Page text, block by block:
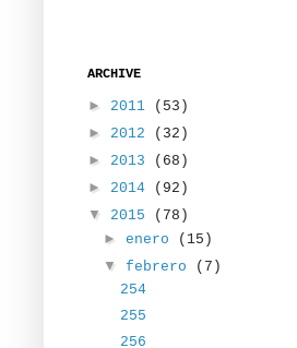
ARCHIVE
► 2011
(53)
► 2012
(32)
► 2013
(68)
► 2014
(92)
▼ 2015
(78)
►enero
(15)
▼febrero
(7)
254
255
256